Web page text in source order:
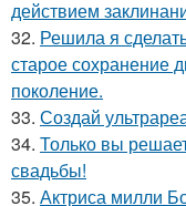
действием
32. Решила я
старое сохранение
поколение.
33. Создай
34. Только вы
свадьбы!
35. Актриса милли